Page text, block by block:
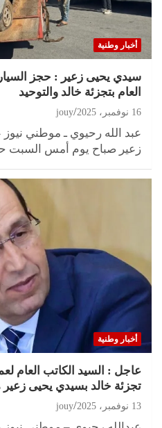
أخبار وطنية
سيدي يحيى زعير : حجز
العام بتجزئة خالد والتوحيد
16 نوفمبر، 2025 jouy
عبد الله رحيوي ـ موطني
زعير صباح يوم أمس السبت
أخبار وطنية
عاجل : السيد الكاتب العام
تجزئة خالد بسيدي يحيى زعير
13 نوفمبر، 2025 jouy